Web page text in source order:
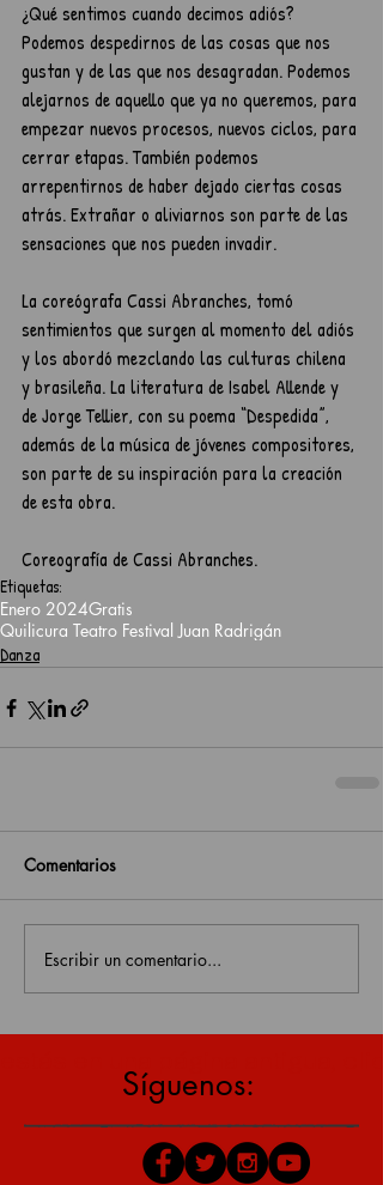
¿Qué sentimos cuando decimos adiós?
Podemos despedirnos de las cosas que nos
gustan y de las que nos desagradan. Podemos
alejarnos de aquello que ya no queremos, para
empezar nuevos procesos, nuevos ciclos, para
cerrar etapas. También podemos
arrepentirnos de haber dejado ciertas cosas
atrás. Extrañar o aliviarnos son parte de las
sensaciones que nos pueden invadir.
La coreógrafa Cassi Abranches, tomó
sentimientos que surgen al momento del adiós
y los abordó mezclando las culturas chilena
y brasileña. La literatura de Isabel Allende y
de Jorge Tellier, con su poema “Despedida”,
además de la música de jóvenes compositores,
son parte de su inspiración para la creación
de esta obra.
Coreografía de Cassi Abranches.
Etiquetas:
Enero 2024Gratis
Quilicura Teatro Festival Juan Radrigán
Danza
Comentarios
Escribir un comentario...
Síguenos: